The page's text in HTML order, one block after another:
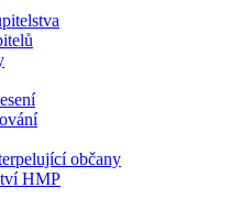
občany
HMP